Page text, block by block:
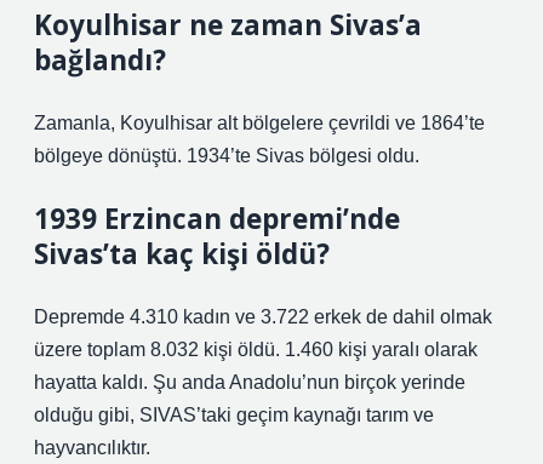
Koyulhisar ne zaman Sivas’a
bağlandı?
Zamanla, Koyulhisar alt bölgelere çevrildi ve 1864’te
bölgeye dönüştü. 1934’te Sivas bölgesi oldu.
1939 Erzincan depremi’nde
Sivas’ta kaç kişi öldü?
Depremde 4.310 kadın ve 3.722 erkek de dahil olmak
üzere toplam 8.032 kişi öldü. 1.460 kişi yaralı olarak
hayatta kaldı. Şu anda Anadolu’nun birçok yerinde
olduğu gibi, SIVAS’taki geçim kaynağı tarım ve
hayvancılıktır.